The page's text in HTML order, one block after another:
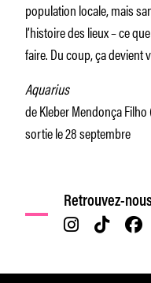
population locale, mais
l’histoire des lieux – ce
faire. Du coup, ça devient
Aquarius
de Kleber Mendonça Filho
sortie le 28 septembre
Retrouvez-